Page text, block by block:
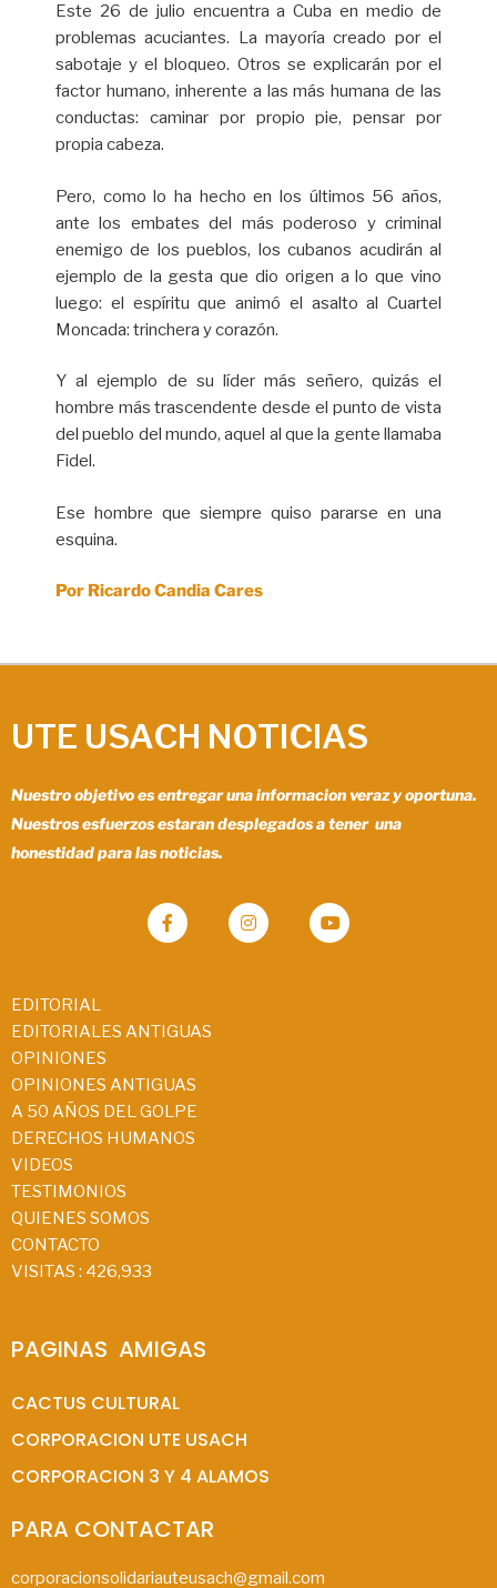
Este 26 de julio encuentra a Cuba en medio de
problemas acuciantes. La mayoría creado por el
sabotaje y el bloqueo. Otros se explicarán por el
factor humano, inherente a las más humana de las
conductas: caminar por propio pie, pensar por
propia cabeza.
Pero, como lo ha hecho en los últimos 56 años,
ante los embates del más poderoso y criminal
enemigo de los pueblos, los cubanos acudirán al
ejemplo de la gesta que dio origen a lo que vino
luego: el espíritu que animó el asalto al Cuartel
Moncada: trinchera y corazón.
Y al ejemplo de su líder más señero, quizás el
hombre más trascendente desde el punto de vista
del pueblo del mundo, aquel al que la gente llamaba
Fidel.
Ese hombre que siempre quiso pararse en una
esquina.
Por Ricardo Candia Cares
UTE USACH NOTICIAS
Nuestro objetivo es entregar una informacion veraz y oportuna.
Nuestros esfuerzos estaran desplegados a tener una
honestidad para las noticias.
EDITORIAL
EDITORIALES ANTIGUAS
OPINIONES
OPINIONES ANTIGUAS
A 50 AÑOS DEL GOLPE
DERECHOS HUMANOS
VIDEOS
TESTIMONIOS
QUIENES SOMOS
CONTACTO
VISITAS : 426,933
PAGINAS  AMIGAS
CACTUS CULTURAL
CORPORACION UTE USACH
CORPORACION 3 Y 4 ALAMOS
PARA CONTACTAR
corporacionsolidariauteusach@gmail.com